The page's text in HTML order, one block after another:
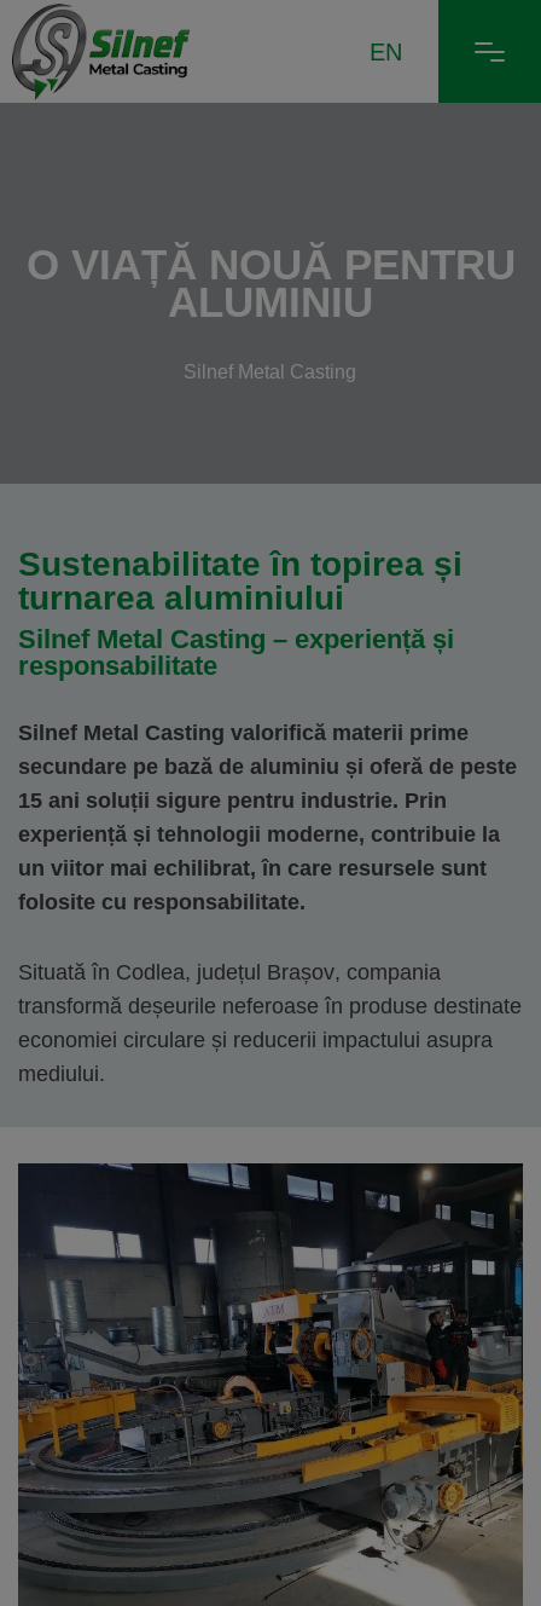
EN
O VIAȚĂ NOUĂ PENTRU
ALUMINIU
Silnef Metal Casting
Sustenabilitate în topirea și
turnarea aluminiului
Silnef Metal Casting – experiență și
responsabilitate
Silnef Metal Casting valorifică materii prime
secundare pe bază de aluminiu și oferă de peste
15 ani soluții sigure pentru industrie. Prin
experiență și tehnologii moderne, contribuie la
un viitor mai echilibrat, în care resursele sunt
folosite cu responsabilitate.
Situată în Codlea, județul Brașov, compania
transformă deșeurile neferoase în produse destinate
economiei circulare și reducerii impactului asupra
mediului.